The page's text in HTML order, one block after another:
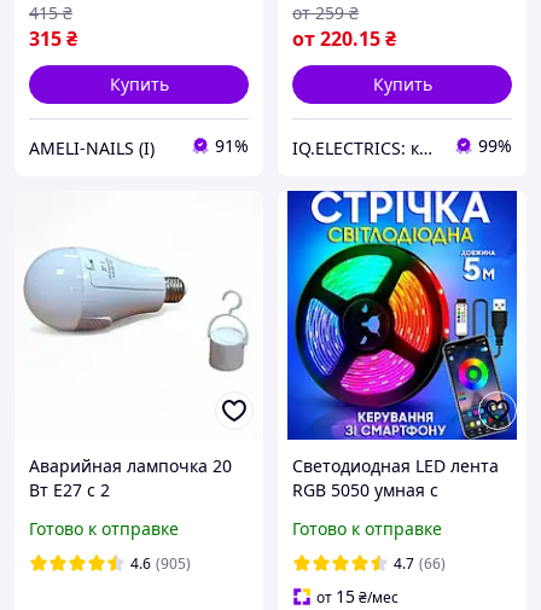
315₴
415 ₴
Купить
AMELI-NAILS (I) 91%
от220.15₴
от 259 ₴
Купить
IQ.ELECTRICS: купить электрику оптом 99%
Аварийная лампочка 20
Вт E27 с 2
цоколем
Готово к отправке
4.6 (905)
Светодиодная LED лента
RGB 5050 умная с
комплект 5 метров
водостойкая диодная от
USB
Готово к отправке
4.7 (66)
от 15₴/мес